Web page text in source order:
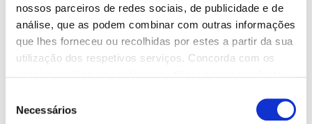
nossos parceiros de redes sociais, de publicidade e de
análise, que as podem combinar com outras informações
que lhes forneceu ou recolhidas por estes a partir da sua
utilização dos respetivos serviços. Concorda com os
Necessários